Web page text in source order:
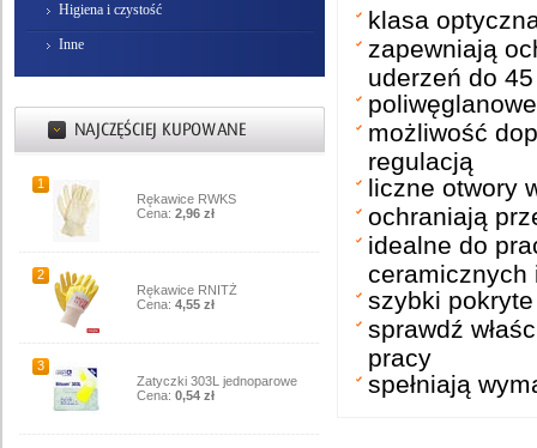
Higiena i czystość
Inne
1
Rękawice RWKS
Cena: 2,96 zł
2
Rękawice RNITŻ
Cena: 4,55 zł
3
Zatyczki 303L jednoparowe
Cena: 0,54 zł
klasa
zapewniają
uderzeń do
możliwość
regulacją
liczne otwory
ochraniają
idealne do
ceramicznych
szybki
sprawdź
pracy
spełniają